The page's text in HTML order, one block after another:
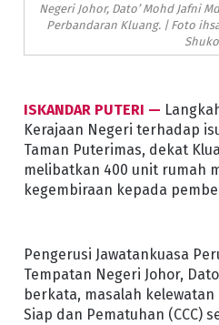
Negeri Johor, Dato’ Mohd Jafni
Perbandaran Kluang. | Foto
ISKANDAR PUTERI —
Kerajaan Negeri terhadap
Taman Puterimas, dekat
melibatkan 400 unit rumah
kegembiraan kepada
Pengerusi Jawatankuasa
Tempatan Negeri Johor,
berkata, masalah
Siap dan Pematuhan (CCC)